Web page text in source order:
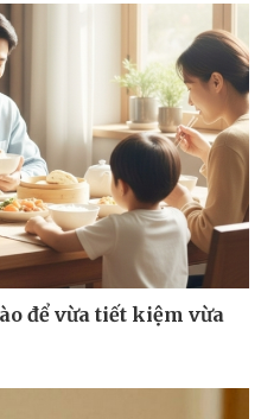
Doanh nghiệp
Thông tin doanh nghiệp
Doanh nghiệp 24h
Doanh nhân
Vì cộng đồng
để vừa tiết kiệm vừa